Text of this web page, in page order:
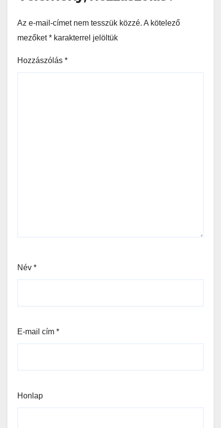
Az e-mail-címet nem tesszük közzé. A kötelező
mezőket* karakterrel jelöltük
Hozzászólás *
Név *
E-mail cím *
Honlap